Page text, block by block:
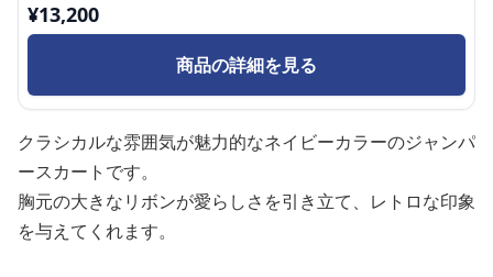
¥13,200
商品の詳細を見る
クラシカルな雰囲気が魅力的なネイビーカラーのジャンパ
ースカートです。
胸元の大きなリボンが愛らしさを引き立て、レトロな印象
を与えてくれます。